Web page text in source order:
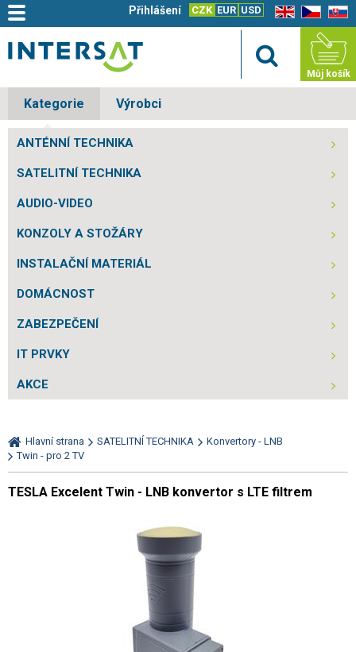
EN CZ SK
CZK EUR USD
Přihlášení
Můj košík
Kategorie Výrobci
ANTÉNNÍ TECHNIKA
SATELITNÍ TECHNIKA
AUDIO-VIDEO
KONZOLY A STOŽÁRY
INSTALAČNÍ MATERIÁL
DOMÁCNOST
ZABEZPEČENÍ
IT PRVKY
AKCE
Hlavní strana SATELITNÍ TECHNIKA
Konvertory - LNB
Twin - pro 2 TV
TESLA Excelent Twin - LNB konvertor s LTE filtrem